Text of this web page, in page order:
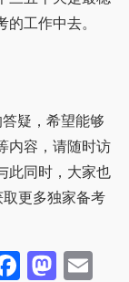
工作中去。
答疑，希望能够
内容，请随时访
此同时，大家也
取更多独家备考